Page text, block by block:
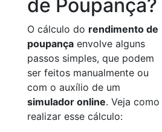
de Poupança?
O cálculo do rendimento de
poupança envolve alguns
passos simples, que podem
ser feitos manualmente ou
com o auxílio de um
simulador online. Veja como
realizar esse cálculo: